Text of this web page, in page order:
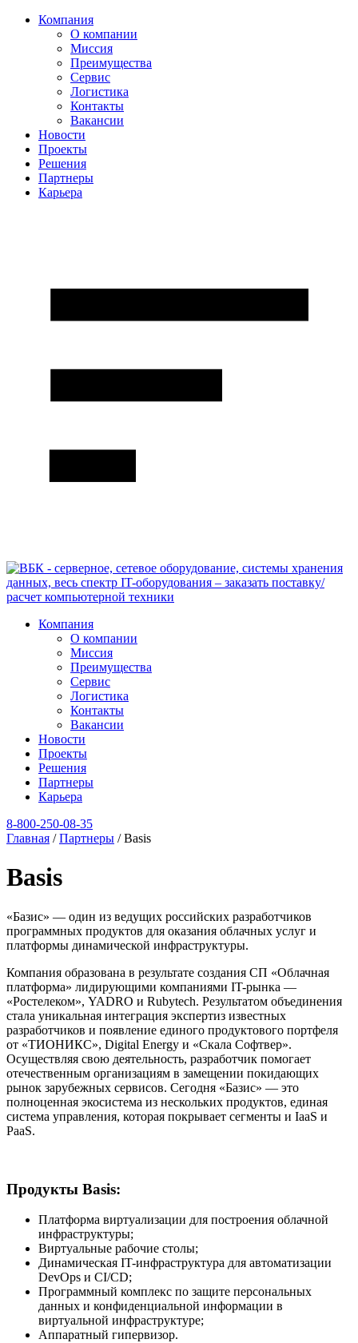
Компания
О компании
Миссия
Преимущества
Сервис
Логистика
Контакты
Вакансии
Новости
Проекты
Решения
Партнеры
Карьера
Компания
О компании
Миссия
Преимущества
Сервис
Логистика
Контакты
Вакансии
Новости
Проекты
Решения
Партнеры
Карьера
8‑800‑250‑08‑35
Главная /Партнеры /Basis
Basis
«Базис» — один из ведущих российских разработчиков
программных продуктов для оказания облачных услуг и
платформы динамической инфраструктуры.
Компания образована в результате создания СП «Облачная
платформа» лидирующими компаниями IT-рынка —
«Ростелеком», YADRO и Rubytech. Результатом объединения
стала уникальная интеграция экспертиз известных
разработчиков и появление единого продуктового портфеля
от «ТИОНИКС», Digital Energy и «Скала Софтвер».
Осуществляя свою деятельность, разработчик помогает
отечественным организациям в замещении покидающих
рынок зарубежных сервисов. Сегодня «Базис» — это
полноценная экосистема из нескольких продуктов, единая
система управления, которая покрывает сегменты и IaaS и
PaaS.
Продукты Basis:
Платформа виртуализации для построения облачной
инфраструктуры;
Виртуальные рабочие столы;
Динамическая IT-инфраструктура для автоматизации
DevOps и CI/CD;
Программный комплекс по защите персональных
данных и конфиденциальной информации в
виртуальной инфраструктуре;
Аппаратный гипервизор.